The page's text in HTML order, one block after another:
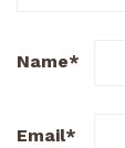
Name*
Email*